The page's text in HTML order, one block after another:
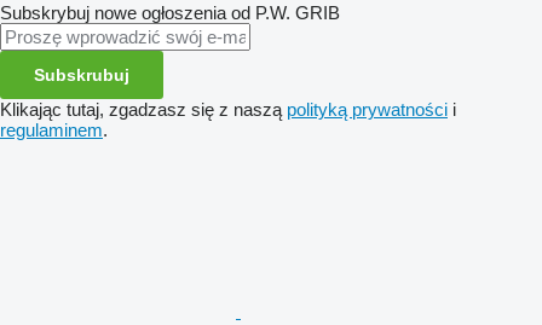
Subskrybuj nowe ogłoszenia od P.W. GRIB
Subskrubuj
Klikając tutaj, zgadzasz się z naszą polityką prywatności i
regulaminem.